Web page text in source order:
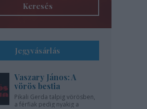
Keresés
Jegyvásárlás
Vaszary János: A
vörös bestia
Pikali Gerda talpig vörösben,
a férfiak pedig nyakig a